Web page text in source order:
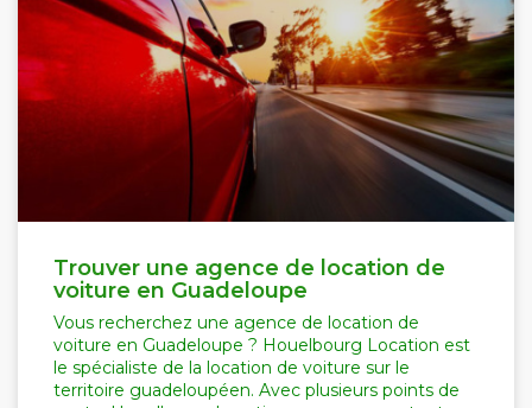
Trouver une agence de location de
voiture en Guadeloupe
Vous recherchez une agence de location de
voiture en Guadeloupe ? Houelbourg Location est
le spécialiste de la location de voiture sur le
territoire guadeloupéen. Avec plusieurs points de